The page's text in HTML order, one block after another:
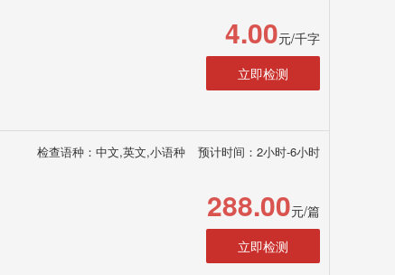
4.00元/千字
立即检测
检查语种：中文,英文,小语种 预计时间：2小时-6小时
288.00元/篇
立即检测